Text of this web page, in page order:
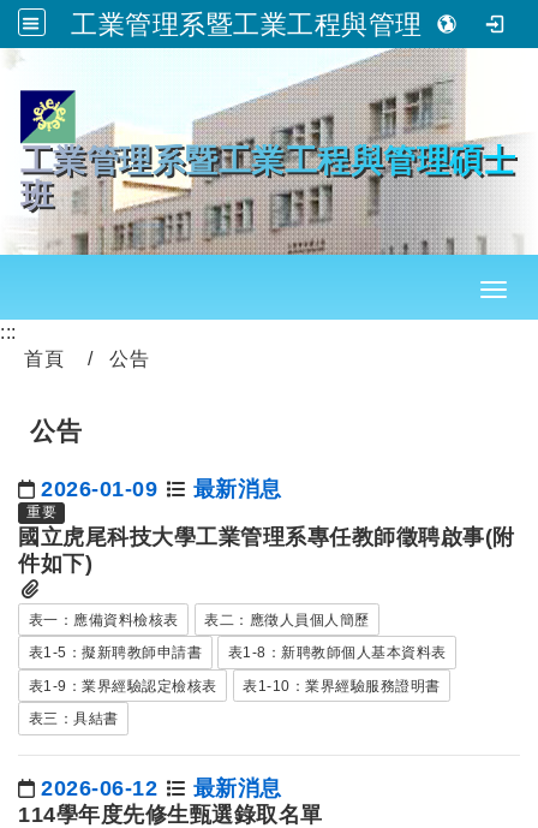
工業管理系暨工業工程與管理碩士班
跳到主要內容
工業管理系暨工業工程與管理碩士
班
:::
首頁
公告
公告
日期：
2026-01-09 最新消息
重要
國立虎尾科技大學工業管理系專任教師徵聘啟事(附
件如下)
表一：應備資料檢核表
表二：應徵人員個人簡歷
表1-5：擬新聘教師申請書
表1-8：新聘教師個人基本資料表
表1-9：業界經驗認定檢核表
表1-10：業界經驗服務證明書
表三：具結書
日期：
2026-06-12
最新消息
114學年度先修生甄選錄取名單